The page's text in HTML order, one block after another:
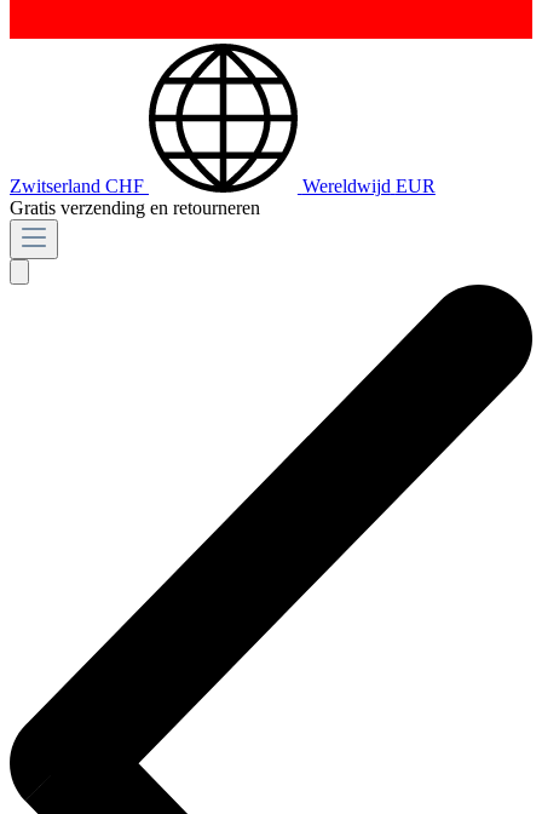
Zwitserland CHF Wereldwijd EUR
Gratis verzending en retourneren